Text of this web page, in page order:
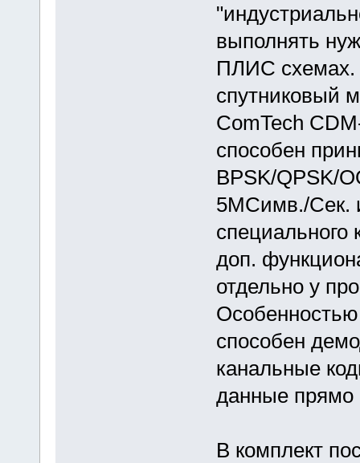
выполнять
ПЛИС схемах.
спутниковый
ComTech
способен
BPSK/QPSK/
5МСимв./Сек.
специального
доп.
отдельно у
способен
канальные
данные прямо
В комплект